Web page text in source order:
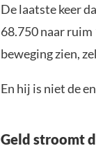
De laatste keer
68.750 naar
beweging zien,
En hij is niet de
Geld stroomt